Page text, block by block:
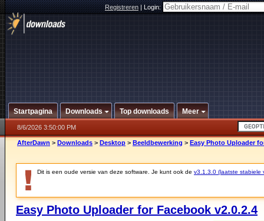
Registreren|Login:
Startpagina Downloads Top downloads Meer
8/6/2026 3:50:00 PM
AfterDawn > Downloads > Desktop > Beeldbewerking > Easy Photo Uploader
Dit is een oude versie van deze software. Je kunt ook de v3.1.3.0 (laatste stabiele
Easy Photo Uploader for Facebook v2.0.2.4